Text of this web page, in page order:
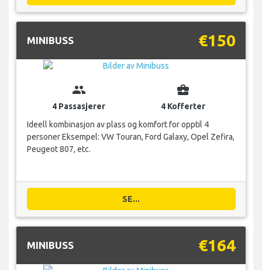
MINIBUSS €150
group
4 Passasjerer
business_center
4 Kofferter
Ideell kombinasjon av plass og komfort for opptil 4
personer Eksempel: VW Touran, Ford Galaxy, Opel Zefira,
Peugeot 807, etc.
SE...
MINIBUSS €164